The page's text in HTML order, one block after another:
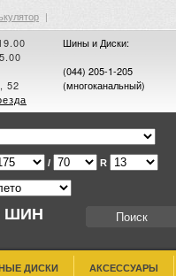
|
52
Шины и Диски:
(044) 205-1-205
(многоканальный)
ШИН
/ R
ДИСКИ АКСЕССУАРЫ